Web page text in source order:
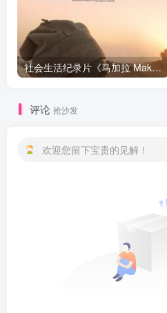
社会生活纪录片《马加拉 Makala》下载
评论 抢沙发
欢迎您留下宝贵的见解！